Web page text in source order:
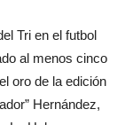
Tri en el futbol
al menos cinco
oro de la edición
Hernández,